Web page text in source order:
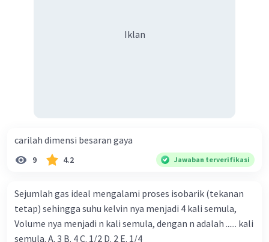
Iklan
carilah dimensi besaran gaya
9 4.2 Jawaban terverifikasi
Sejumlah gas ideal mengalami proses isobarik (tekanan
tetap) sehingga suhu kelvin nya menjadi 4 kali semula,
Volume nya menjadi n kali semula, dengan n adalah ...... kali
semula. A. 3 B. 4 C. 1/2 D. 2 E. 1/4